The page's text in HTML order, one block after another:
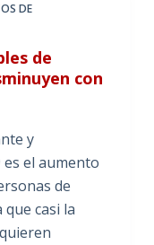
DE
de
con
y
el aumento
de
casi la